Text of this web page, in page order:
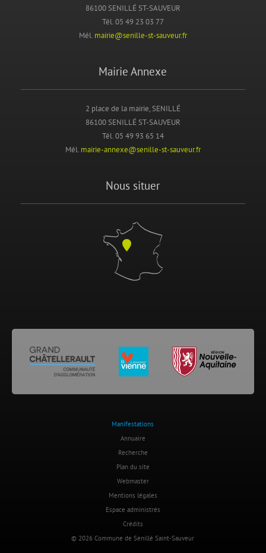
86100 SENILLÉ ST-SAUVEUR
Tél. 05 49 23 03 77
Mél. mairie@senille-st-sauveur.fr
Mairie Annexe
2 place de la mairie, SENILLÉ
86100 SENILLÉ ST-SAUVEUR
Tél. 05 49 93 65 14
Mél. mairie-annexe@senille-st-sauveur.fr
Nous situer
Manifestations
Annuaire
Recherche
Plan du site
Webmaster
Mentions légales
Espace administrés
Crédits
© 2026 Commune de Senillé Saint-Sauveur